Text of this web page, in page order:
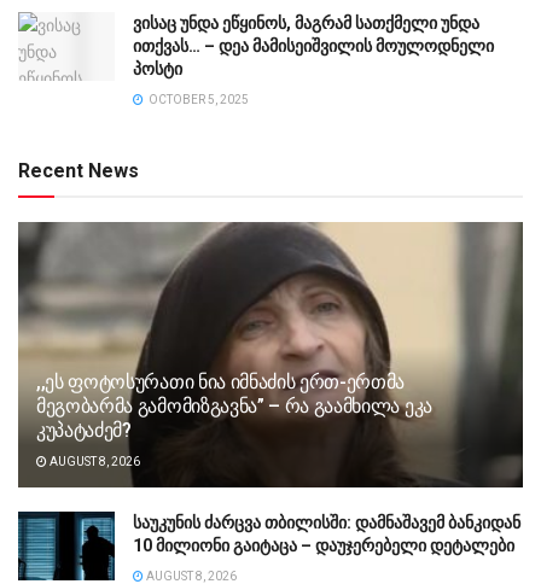
ვისაც უნდა ეწყინოს, მაგრამ სათქმელი უნდა
ითქვას… – დეა მამისეიშვილის მოულოდნელი
პოსტი
OCTOBER 5, 2025
Recent News
,,ეს ფოტოსურათი ნია იმნაძის ერთ-ერთმა
მეგობარმა გამომიზგავნა” – რა გაამხილა ეკა
კუპატაძემ?
AUGUST 8, 2026
საუკუნის ძარცვა თბილისში: დამნაშავემ ბანკიდან
10 მილიონი გაიტაცა – დაუჯერებელი დეტალები
AUGUST 8, 2026